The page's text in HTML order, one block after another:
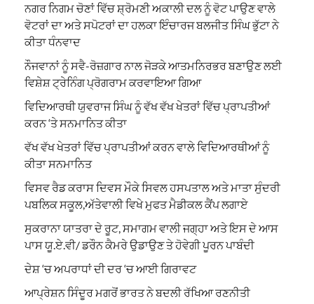
ਨਗਰ ਨਿਗਮ ਚੋਣਾਂ ਵਿੱਚ ਸ਼੍ਰੋਮਣੀ ਅਕਾਲੀ ਦਲ ਨੂੰ ਵੋਟ ਪਾਉਣ ਵਾਲੇ
ਵੋਟਰਾਂ ਦਾ ਅਤੇ ਸਪੋਟਰਾਂ ਦਾ ਹਲਕਾ ਇੰਚਾਰਜ ਬਲਜੀਤ ਸਿੰਘ ਭੁੱਟਾ ਨੇ
ਕੀਤਾ ਧੰਨਵਾਦ
ਨੌਜਵਾਨਾਂ ਨੂੰ ਸਵੈ-ਰੋਜ਼ਗਾਰ ਨਾਲ ਜੋੜਕੇ ਆਤਮਨਿਰਭਰ ਬਣਾਉਣ ਲਈ
ਵਿਸ਼ੇਸ਼ ਟ੍ਰੇਨਿੰਗ ਪ੍ਰੋਗਰਾਮ ਕਰਵਾਇਆ ਗਿਆ
ਵਿਦਿਆਰਥੀ ਯੁਵਰਾਜ ਸਿੰਘ ਨੂੰ ਵੱਖ ਵੱਖ ਖੇਤਰਾਂ ਵਿੱਚ ਪ੍ਰਾਪਤੀਆਂ
ਕਰਨ ‘ਤੇ ਸਨਮਾਨਿਤ ਕੀਤਾ
ਵੱਖ ਵੱਖ ਖੇਤਰਾਂ ਵਿੱਚ ਪ੍ਰਾਪਤੀਆਂ ਕਰਨ ਵਾਲੇ ਵਿਦਿਆਰਥੀਆਂ ਨੂੰ
ਕੀਤਾ ਸਨਮਾਨਿਤ
ਵਿਸਵ ਰੈਡ ਕਰਾਸ ਦਿਵਸ ਮੌਕੇ ਸਿਵਲ ਹਸਪਤਾਲ ਅਤੇ ਮਾਤਾ ਸੁੰਦਰੀ
ਪਬਲਿਕ ਸਕੂਲ,ਅੱਤੇਵਾਲੀ ਵਿਖੇ ਮੁਫਤ ਮੈਡੀਕਲ ਕੈਂਪ ਲਗਾਏ
ਸੁਕਰਾਨਾ ਯਾਤਰਾ ਦੇ ਰੂਟ, ਸਮਾਗਮ ਵਾਲੀ ਜਗ੍ਹਾ ਅਤੇ ਇਸ ਦੇ ਆਸ
ਪਾਸ ਯੂ.ਏ.ਵੀ/ ਡਰੌਨ ਕੈਮਰੇ ਉਡਾਉਣ ਤੇ ਹੋਵੇਗੀ ਪੂਰਨ ਪਾਬੰਦੀ
ਦੇਸ਼ ‘ਚ ਅਪਰਾਧਾਂ ਦੀ ਦਰ ‘ਚ ਆਈ ਗਿਰਾਵਟ
ਆਪ੍ਰੇਸ਼ਨ ਸਿੰਦੂਰ ਮਗਰੋਂ ਭਾਰਤ ਨੇ ਬਦਲੀ ਰੱਖਿਆ ਰਣਨੀਤੀ